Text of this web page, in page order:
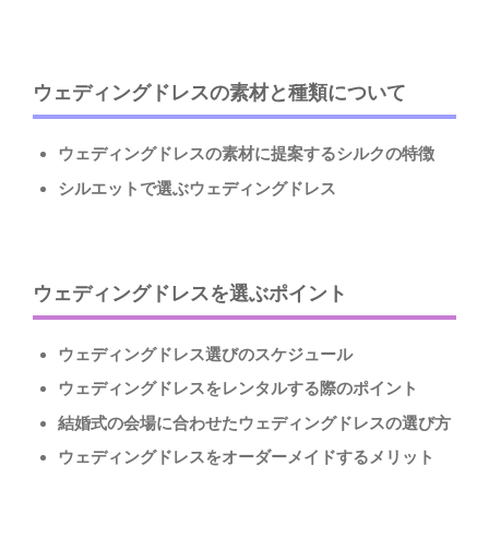
ウェディングドレスの素材と種類について
ウェディングドレスの素材に提案するシルクの特徴
シルエットで選ぶウェディングドレス
ウェディングドレスを選ぶポイント
ウェディングドレス選びのスケジュール
ウェディングドレスをレンタルする際のポイント
結婚式の会場に合わせたウェディングドレスの選び方
ウェディングドレスをオーダーメイドするメリット